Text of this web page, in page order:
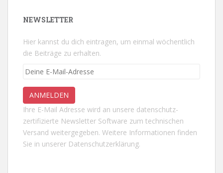
NEWSLETTER
Hier kannst du dich eintragen, um einmal wöchentlich
die Beiträge zu erhalten.
Ihre E-Mail Adresse wird an unsere datenschutz-
zertifizierte Newsletter Software zum technischen
Versand weitergegeben. Weitere Informationen finden
Sie in unserer Datenschutzerklärung.